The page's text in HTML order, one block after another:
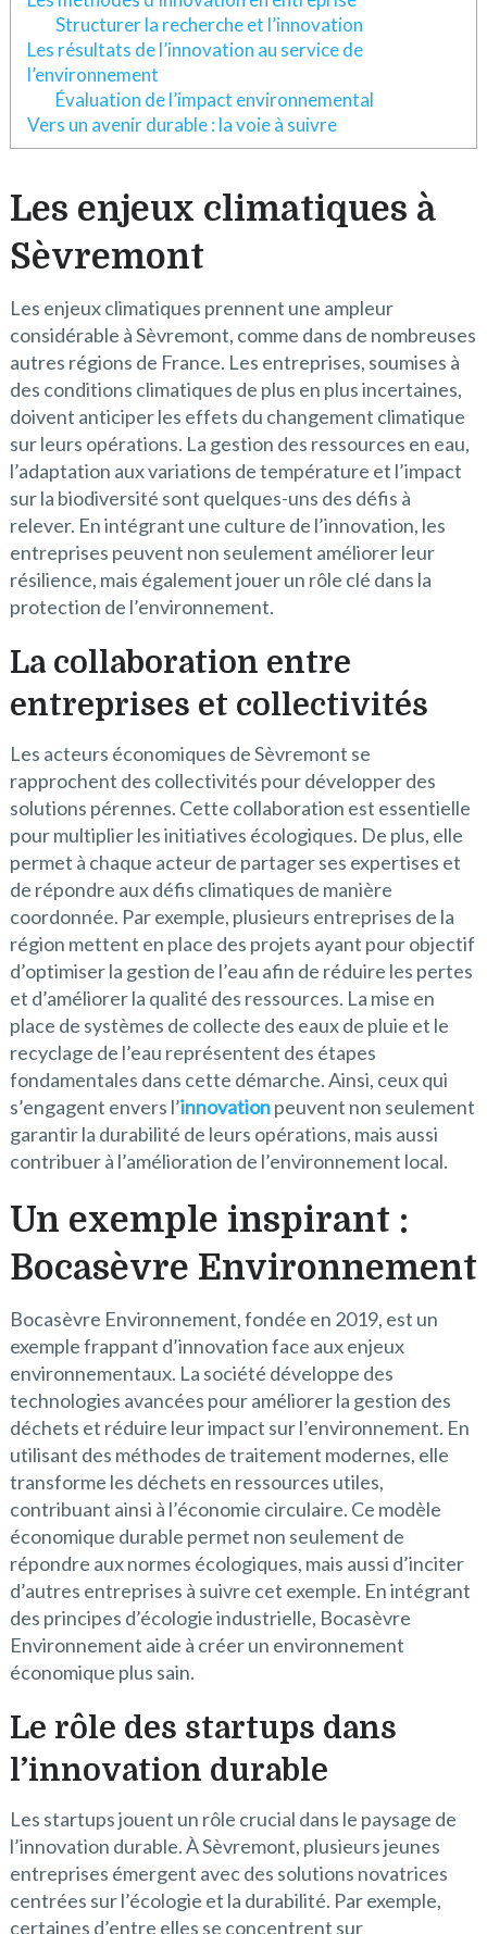
Structurer la recherche et l’innovation
Les résultats de l’innovation au service de
l’environnement
Évaluation de l’impact environnemental
Vers un avenir durable : la voie à suivre
Les enjeux climatiques à
Sèvremont
Les enjeux climatiques prennent une ampleur
considérable à Sèvremont, comme dans de nombreuses
autres régions de France. Les entreprises, soumises à
des conditions climatiques de plus en plus incertaines,
doivent anticiper les effets du changement climatique
sur leurs opérations. La gestion des ressources en eau,
l’adaptation aux variations de température et l’impact
sur la biodiversité sont quelques-uns des défis à
relever. En intégrant une culture de l’innovation, les
entreprises peuvent non seulement améliorer leur
résilience, mais également jouer un rôle clé dans la
protection de l’environnement.
La collaboration entre
entreprises et collectivités
Les acteurs économiques de Sèvremont se
rapprochent des collectivités pour développer des
solutions pérennes. Cette collaboration est essentielle
pour multiplier les initiatives écologiques. De plus, elle
permet à chaque acteur de partager ses expertises et
de répondre aux défis climatiques de manière
coordonnée. Par exemple, plusieurs entreprises de la
région mettent en place des projets ayant pour objectif
d’optimiser la gestion de l’eau afin de réduire les pertes
et d’améliorer la qualité des ressources. La mise en
place de systèmes de collecte des eaux de pluie et le
recyclage de l’eau représentent des étapes
fondamentales dans cette démarche. Ainsi, ceux qui
s’engagent envers l’innovationpeuvent non seulement
garantir la durabilité de leurs opérations, mais aussi
contribuer à l’amélioration de l’environnement local.
Un exemple inspirant :
Bocasèvre Environnement
Bocasèvre Environnement, fondée en 2019, est un
exemple frappant d’innovation face aux enjeux
environnementaux. La société développe des
technologies avancées pour améliorer la gestion des
déchets et réduire leur impact sur l’environnement. En
utilisant des méthodes de traitement modernes, elle
transforme les déchets en ressources utiles,
contribuant ainsi à l’économie circulaire. Ce modèle
économique durable permet non seulement de
répondre aux normes écologiques, mais aussi d’inciter
d’autres entreprises à suivre cet exemple. En intégrant
des principes d’écologie industrielle, Bocasèvre
Environnement aide à créer un environnement
économique plus sain.
Le rôle des startups dans
l’innovation durable
Les startups jouent un rôle crucial dans le paysage de
l’innovation durable. À Sèvremont, plusieurs jeunes
entreprises émergent avec des solutions novatrices
centrées sur l’écologie et la durabilité. Par exemple,
certaines d’entre elles se concentrent sur